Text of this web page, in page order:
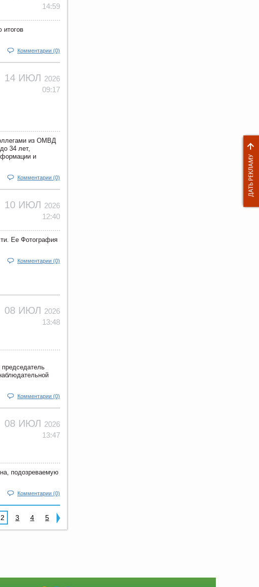
14:59
итогов
Комментарии (0)
14 ИЮЛ 2026
09:17
из ОМВД
34 лет,
и
Комментарии (0)
10 ИЮЛ 2026
12:40
Ее Фотография
Комментарии (0)
08 ИЮЛ 2026
13:48
председатель
Комментарии (0)
08 ИЮЛ 2026
13:47
подозреваемую
Комментарии (0)
2 3 4 5